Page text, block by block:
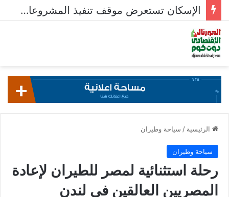
الإسكان تستعرض موقف تنفيذ المشروعات السكنية في 5 مدن جديدة
الرئيسية / سياحة وطيران
سياحة وطيران
رحلة استثنائية لمصر للطيران لإعادة
المصريين العالقين في لندن